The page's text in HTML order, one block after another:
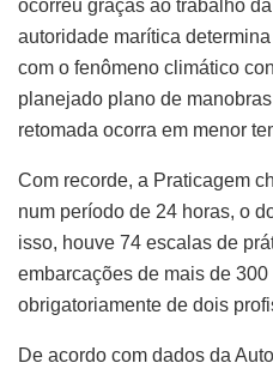
ocorreu graças ao trabalho
autoridade marítica
com o fenômeno climático
planejado plano de
retomada ocorra em menor
Com recorde, a Praticagem
num período de 24 horas, o
isso, houve 74 escalas de
embarcações de mais de
obrigatoriamente de dois
De acordo com dados da